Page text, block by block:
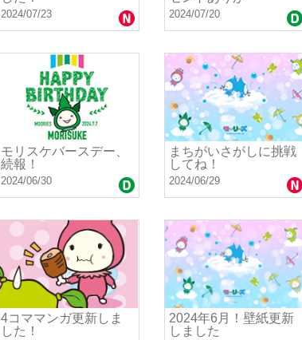
2024/07/23 2024/07/20
モリスケバースデー、
続報！
2024/06/30
まちがいさがしに挑戦
してね！
2024/06/29
4コママンガ更新しま
した！
2024年6月！壁紙更新
しました